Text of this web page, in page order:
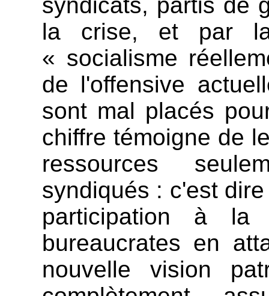
la crise, et par
« socialisme
de l'offensive
sont mal placés
chiffre témoigne de
ressources
syndiqués : c'est
participation à la
bureaucrates en
nouvelle vision